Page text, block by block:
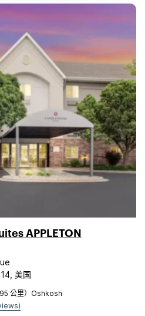
APPLETON
美国
公里）Oshkosh